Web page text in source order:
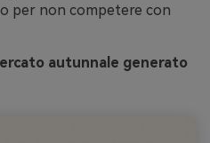
per non competere con
autunnale generato